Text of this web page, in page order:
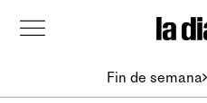
Fin de semana